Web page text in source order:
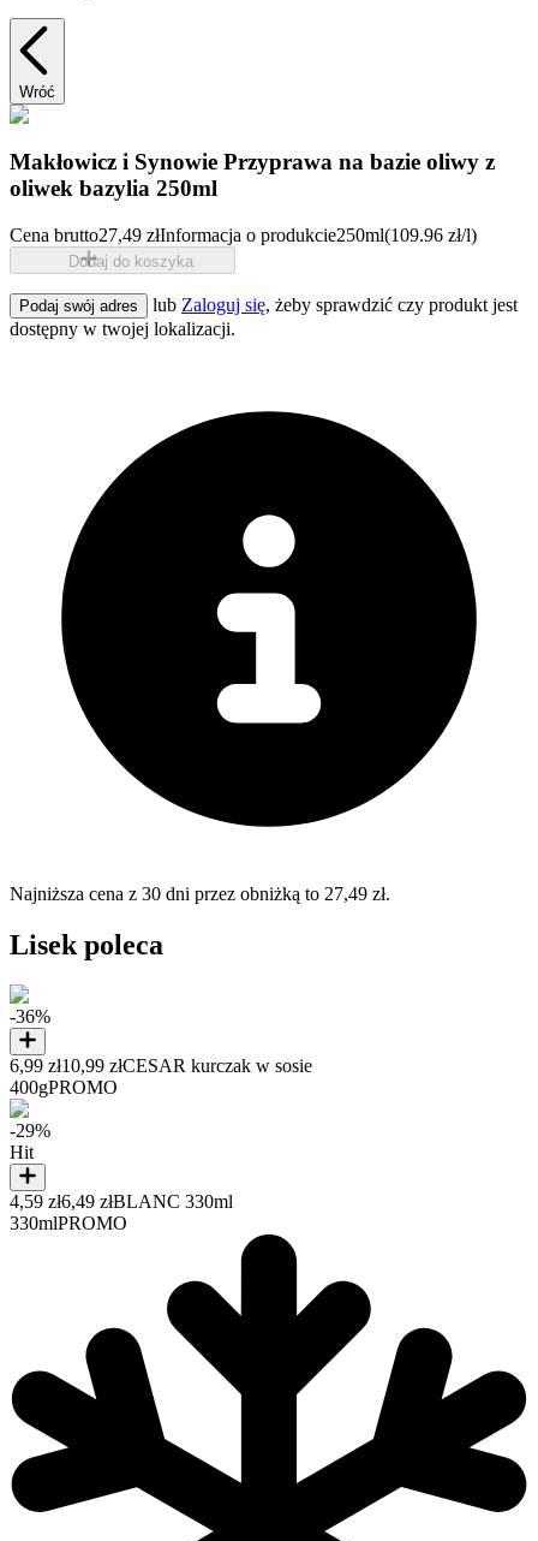
Wróć
Makłowicz i Synowie Przyprawa na bazie oliwy z
oliwek bazylia 250ml
Cena brutto27,49 złInformacja o produkcie250ml(109.96 zł/l)
Dodaj do koszyka
Podaj swój adres lub Zaloguj się, żeby sprawdzić czy produkt jest
dostępny w twojej lokalizacji.
Najniższa cena z 30 dni przez obniżką to 27,49 zł.
Lisek poleca
-36%
6,99 zł10,99 złCESAR kurczak w sosie
400gPROMO
-29%
Hit
4,59 zł6,49 złBLANC 330ml
330mlPROMO